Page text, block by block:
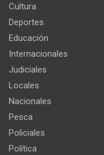
Cultura
Deportes
Educación
Internacionales
Judiciales
Locales
Nacionales
Pesca
Policiales
Política